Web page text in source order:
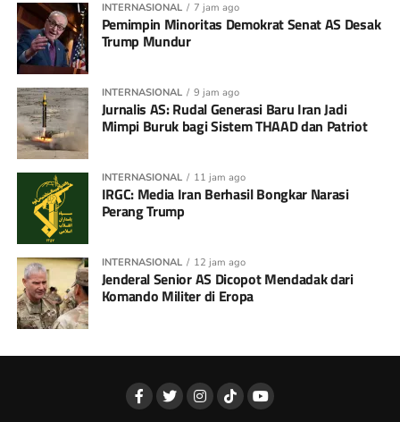
INTERNASIONAL 7 jam ago
Pemimpin Minoritas Demokrat Senat AS Desak
Trump Mundur
INTERNASIONAL 9 jam ago
Jurnalis AS: Rudal Generasi Baru Iran Jadi
Mimpi Buruk bagi Sistem THAAD dan Patriot
INTERNASIONAL 11 jam ago
IRGC: Media Iran Berhasil Bongkar Narasi
Perang Trump
INTERNASIONAL 12 jam ago
Jenderal Senior AS Dicopot Mendadak dari
Komando Militer di Eropa